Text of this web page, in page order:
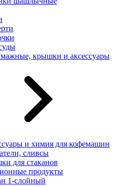
крышки и аксессуары
и химия для кофемашин
сливсы
для стаканов
продукты
1-слойный